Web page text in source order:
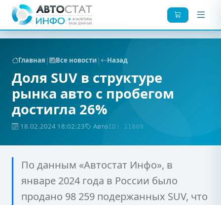
Главная | Все новости| Назад
Доля SUV в структуре
рынка авто с пробегом
достигла 26%
18.02.2024 18:02:23 АвтоID: 11809
По данным «Автостат Инфо», в
январе 2024 года в России было
продано 98 259 подержанных SUV, что